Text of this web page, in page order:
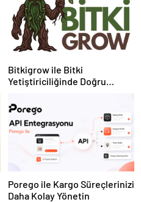
Bitkigrow ile Bitki
Yetiştiriciliğinde Doğru
Porego ile Kargo Süreçlerinizi
Daha Kolay Yönetin